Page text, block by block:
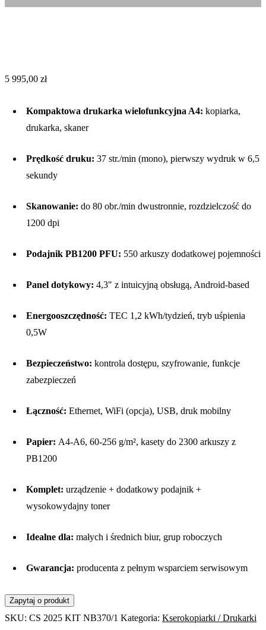
5 995,00 zł
Kompaktowa drukarka wielofunkcyjna A4: kopiarka,
drukarka, skaner
Prędkość druku: 37 str./min (mono), pierwszy wydruk w 6,5
sekundy
Skanowanie: do 80 obr./min dwustronnie, rozdzielczość do
1200 dpi
Podajnik PB1200 PFU: 550 arkuszy dodatkowej pojemności
Panel dotykowy: 4,3″ z intuicyjną obsługą, Android-based
Energooszczędność: TEC 1,2 kWh/tydzień, tryb uśpienia
0,5W
Bezpieczeństwo: kontrola dostępu, szyfrowanie, funkcje
zabezpieczeń
Łączność: Ethernet, WiFi (opcja), USB, druk mobilny
Papier: A4-A6, 60-256 g/m², kasety do 2300 arkuszy z
PB1200
Komplet: urządzenie + dodatkowy podajnik +
wysokowydajny toner
Idealne dla: małych i średnich biur, grup roboczych
Gwarancja: producenta z pełnym wsparciem serwisowym
SKU: CS 2025 KIT NB370/1 Kategoria: Kserokopiarki / Drukarki